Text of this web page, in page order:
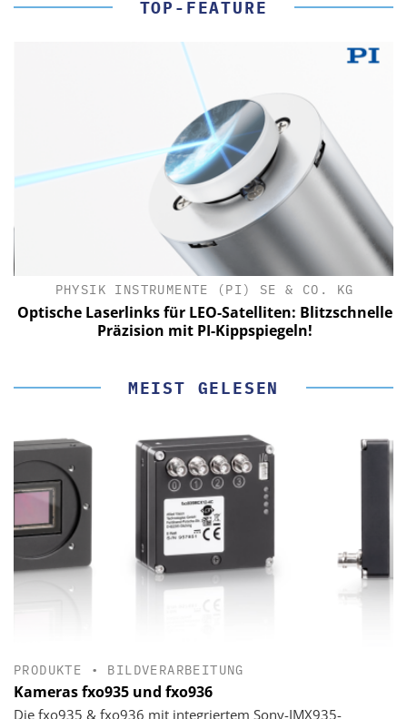
TOP-FEATURE
PHYSIK INSTRUMENTE (PI) SE & CO. KG
Optische Laserlinks für LEO-Satelliten: Blitzschnelle
Präzision mit PI-Kippspiegeln!
MEIST GELESEN
PRODUKTE • BILDVERARBEITUNG
Kameras fxo935 und fxo936
Die fxo935 & fxo936 mit integriertem Sony-IMX935-